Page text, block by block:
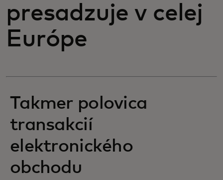
presadzuje v celej
Európe
Takmer polovica
transakcií
elektronického
obchodu